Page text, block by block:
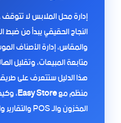
إدارة محل الملابس لا
النجاح الحقيقي يبدأ من
والمقاس، إدارة الأصناف
متابعة المبيعات، وتقليل
هذا الدليل ستتعرف على
منظم معEasy Store،
المخزون والـ POS والتقارير واتخاذ القرار.